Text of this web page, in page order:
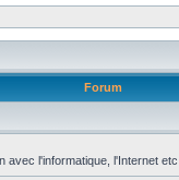
Forum
avec l'informatique, l'Internet